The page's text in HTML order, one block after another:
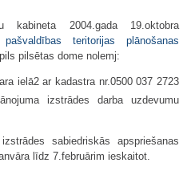
kabineta 2004.gada 19.oktobra
teritorijas plānošanas
pilsētas dome nolemj:
ielā2 ar kadastra nr.0500 037 2723
izstrādes darba uzdevumu
sabiedriskās apspriešanas
līdz 7.februārim ieskaitot.